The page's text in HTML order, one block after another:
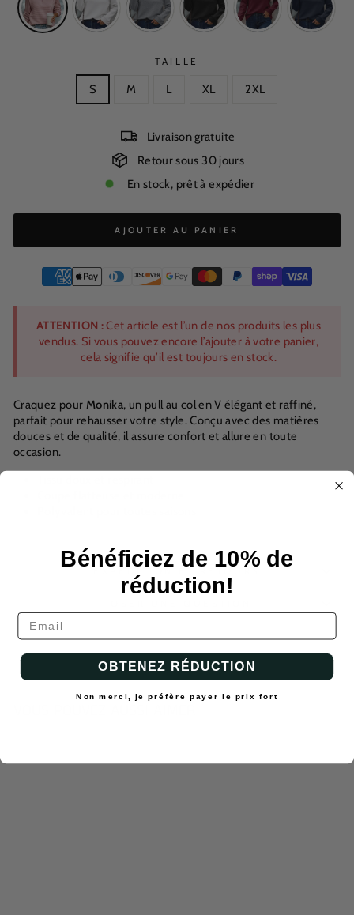
TAILLE
S M L XL 2XL
Livraison gratuite
Retour sous 30 jours
En stock, prêt à expédier
AJOUTER AU PANIER
ATTENTION :Cet article est l’un de nos produits les plus
vendus. Si vous pouvez encore l’ajouter à votre panier,
cela signifie qu’il est toujours en stock.
Craquez pour Monika, un pull au col en V élégant et raffiné,
parfait pour rehausser votre style. Conçu avec des matières
douces et de qualité, il assure confort et allure en toute
occasion.
Bénéficiez de 10% de
réduction!
OBTENEZ RÉDUCTION
Non merci, je préfère payer le prix fort